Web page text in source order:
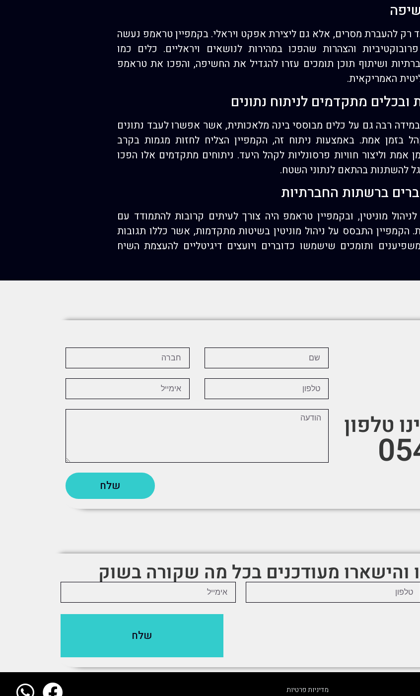
רק להעברת מסרים, אלא גם ליצירת אפקט ויראלי. בקמפיין טראמפ נעשה
והצהרות שהפכו במהירות לנושאים ויראליים. כלים כמו
ושיתוף תוכן תומכים עזרו להגדיל את החשיפה, והפכו את טראמפ
האמריקאית.
מתקדמים לניתוח נתונים
ב-2024 התבסס במידה רבה גם על כלים מבוססי בינה מלאכותית, אשר אפשרו לעבד נתונים
בזמן אמת. באמצעות ניתוח זה, הקמפיין הצליח לחזות מגמות בקרב
וליצור חוויות פרסונליות לקהל היעד. ניתוחים מתקדמים אלו הפכו
להשתנות בהתאם לנתוני השטח.
ברשתות החברתיות
מוניטין, ובקמפיין טראמפ היה צורך לעיתים קרובות להתמודד עם
הקמפיין התבסס על ניהול מוניטין בשיטות מתקדמות, אשר כללו תגובות
משפיענים ותומכים שישמשו כדוברים ויועצים דיגיטליים להעצמת השיח
טלפון
שלח
והישארו מעודכנים בכל מה שקורה בשוק
שלח
מדיניות פרטיות